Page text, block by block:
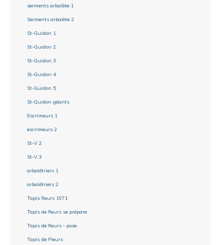
serments arbalète 1
Serments arbalète 2
St-Guidon 1
St-Guidon 2
St-Guidon 3
St-Guidon 4
St-Guidon 5
St-Guidon géants
Escrimeurs 1
escrimeurs 2
St-V 2
St-V 3
arbalétriers 1
arbalétriers 2
Tapis fleurs 1971
Tapis de fleurs se prépare
Tapis de fleurs - pose
Tapis de Fleurs